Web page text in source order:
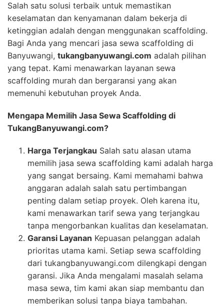
Salah satu solusi terbaik untuk memastikan
keselamatan dan kenyamanan dalam bekerja di
ketinggian adalah dengan menggunakan scaffolding.
Bagi Anda yang mencari jasa sewa scaffolding di
Banyuwangi, tukangbanyuwangi.com adalah pilihan
yang tepat. Kami menawarkan layanan sewa
scaffolding murah dan bergaransi yang akan
memenuhi kebutuhan proyek Anda.
Mengapa Memilih Jasa Sewa Scaffolding di
TukangBanyuwangi.com?
Harga Terjangkau Salah satu alasan utama
memilih jasa sewa scaffolding kami adalah harga
yang sangat bersaing. Kami memahami bahwa
anggaran adalah salah satu pertimbangan
penting dalam setiap proyek. Oleh karena itu,
kami menawarkan tarif sewa yang terjangkau
tanpa mengorbankan kualitas dan keselamatan.
Garansi Layanan Kepuasan pelanggan adalah
prioritas utama kami. Setiap sewa scaffolding
dari tukangbanyuwangi.com dilengkapi dengan
garansi. Jika Anda mengalami masalah selama
masa sewa, tim kami akan siap membantu dan
memberikan solusi tanpa biaya tambahan.